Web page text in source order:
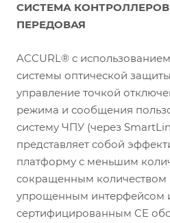
СИСТЕМА
ПЕРЕДОВАЯ
ACCURL® с
системы оптической
управление точкой
режима и сообщения
систему ЧПУ (через
представляет собой
платформу с меньшим
сокращенным количеством
упрощенным интерфейсом
сертифицированным CE